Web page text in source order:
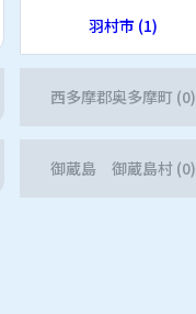
羽村市 (1)
西多摩郡奥多摩町 (0)
御蔵島 御蔵島村 (0)